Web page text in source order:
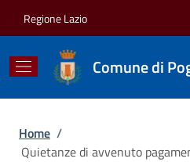
Regione Lazio
Comune di
Briciole di pane
Home /
Quietanze di avvenuto